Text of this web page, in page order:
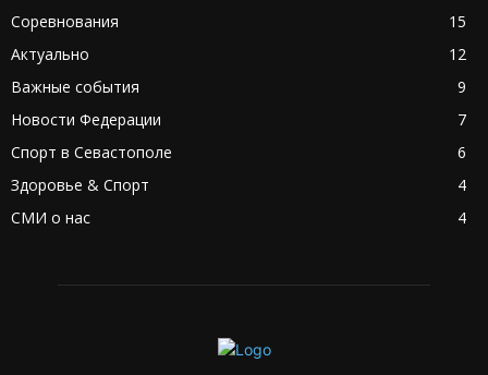
Соревнования
15
Актуально
12
Важные события
9
Новости Федерации
7
Спорт в Севастополе
6
Здоровье & Спорт
4
СМИ о нас
4